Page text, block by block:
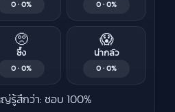
0 · 0% 0 · 0%
🥺
ซึ้ง
0 · 0%
😱
น่ากลัว
0 · 0%
รู้สึกว่า: ชอบ 100%